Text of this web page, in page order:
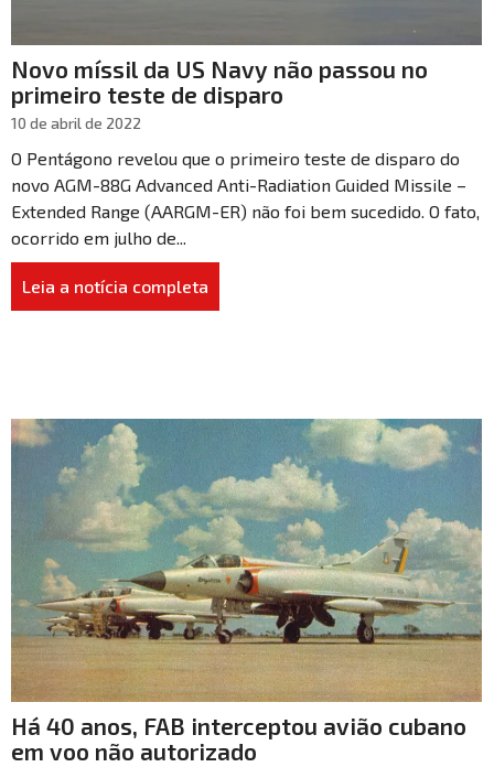
Novo míssil da US Navy não passou no
primeiro teste de disparo
10 de abril de 2022
O Pentágono revelou que o primeiro teste de disparo do
novo AGM-88G Advanced Anti-Radiation Guided Missile –
Extended Range (AARGM-ER) não foi bem sucedido. O fato,
ocorrido em julho de...
Leia a notícia completa
Há 40 anos, FAB interceptou avião cubano
em voo não autorizado